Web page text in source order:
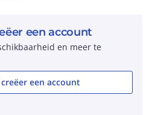
een account
en meer te
een account